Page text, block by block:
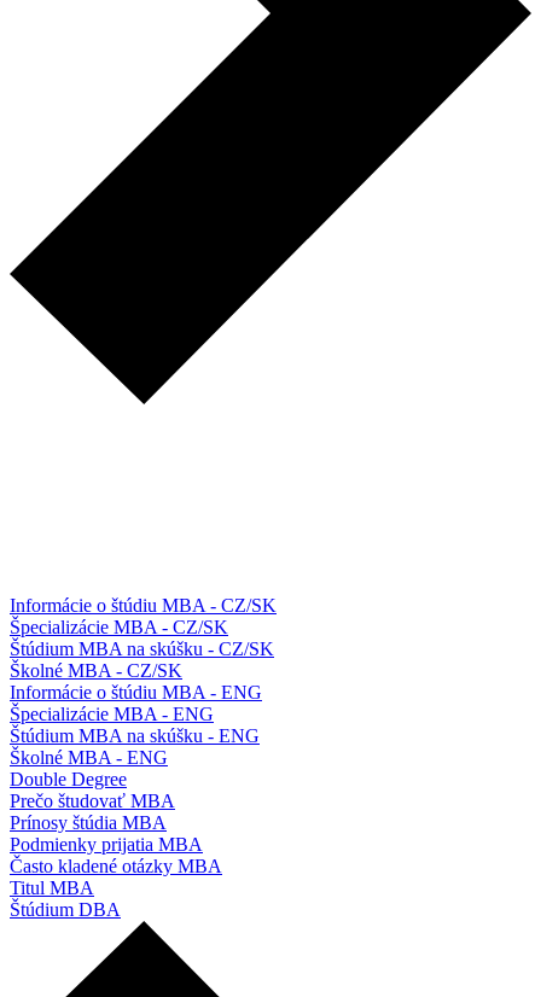
Informácie o štúdiu MBA - CZ/SK
Špecializácie MBA - CZ/SK
Štúdium MBA na skúšku - CZ/SK
Školné MBA - CZ/SK
Informácie o štúdiu MBA - ENG
Špecializácie MBA - ENG
Štúdium MBA na skúšku - ENG
Školné MBA - ENG
Double Degree
Prečo študovať MBA
Prínosy štúdia MBA
Podmienky prijatia MBA
Často kladené otázky MBA
Titul MBA
Štúdium DBA